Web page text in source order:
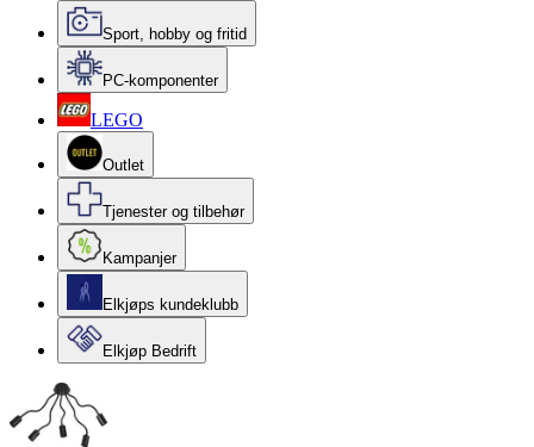
Sport, hobby og fritid
PC-komponenter
LEGO
Outlet
Tjenester og tilbehør
Kampanjer
Elkjøps kundeklubb
Elkjøp Bedrift